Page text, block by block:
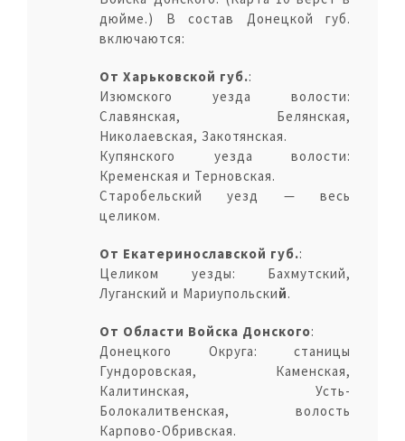
дюйме.) В состав Донецкой губ.
включаются:
От Харьковской губ.:
Изюмского уезда волости:
Славянская, Белянская,
Николаевская, Закотянская.
Купянского уезда волости:
Кременская и Терновская.
Старобельский уезд — весь
целиком.
От Екатеринославской губ.:
Целиком уезды: Бахмутский,
Луганский и Мариупольский.
От Области Войска Донского:
Донецкого Округа: станицы
Гундоровская, Каменская,
Калитинская, Усть-
Болокалитвенская, волость
Карпово-Обривская.